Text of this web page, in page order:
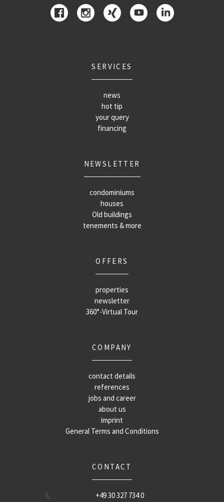
SERVICES
news
hot tip
your query
financing
NEWSLETTER
condominiums
houses
Old buildings
tenements & more
OFFERS
properties
newsletter
360°-Virtual Tour
COMPANY
contact details
references
jobs and career
about us
imprint
General Terms and Conditions
CONTACT
+49 30 327 734 0